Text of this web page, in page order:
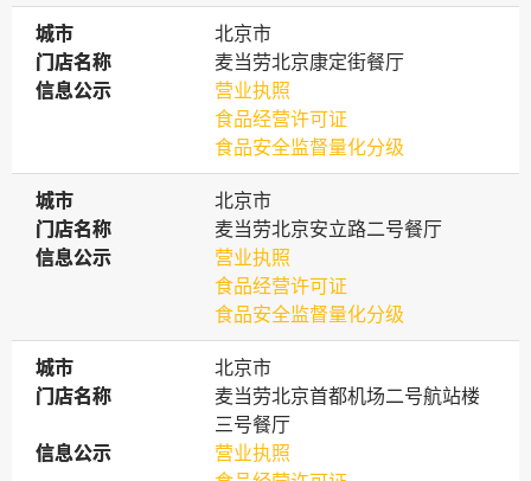
城市
城市
北京市
门店名称
门店名称
麦当劳北京康定街餐厅
信息公示
信息公示
营业执照
食品经营许可证
食品安全监督量化分级
城市
城市
北京市
门店名称
门店名称
麦当劳北京安立路二号餐厅
信息公示
信息公示
营业执照
食品经营许可证
食品安全监督量化分级
城市
城市
北京市
门店名称
门店名称
麦当劳北京首都机场二号航站楼
三号餐厅
信息公示
信息公示
营业执照